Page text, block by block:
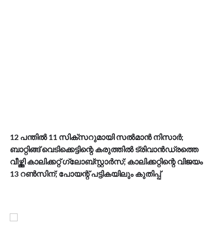
12 പന്തില്‍ 11 സിക്സറുമായി സല്‍മാന്‍ നിസാര്‍;
ബാറ്റിങ്ങ് വെടിക്കെട്ടിന്റെ കരുത്തില്‍ ട്രിവാന്‍ഡ്രത്തെ
വീഴ്ത്തി കാലിക്കറ്റ് ഗ്ലോബ്സ്റ്റാര്‍സ്; കാലിക്കറ്റിന്റെ വിജയം
13 റണ്‍സിന്; പോയന്റ് പട്ടികയിലും കുതിപ്പ്